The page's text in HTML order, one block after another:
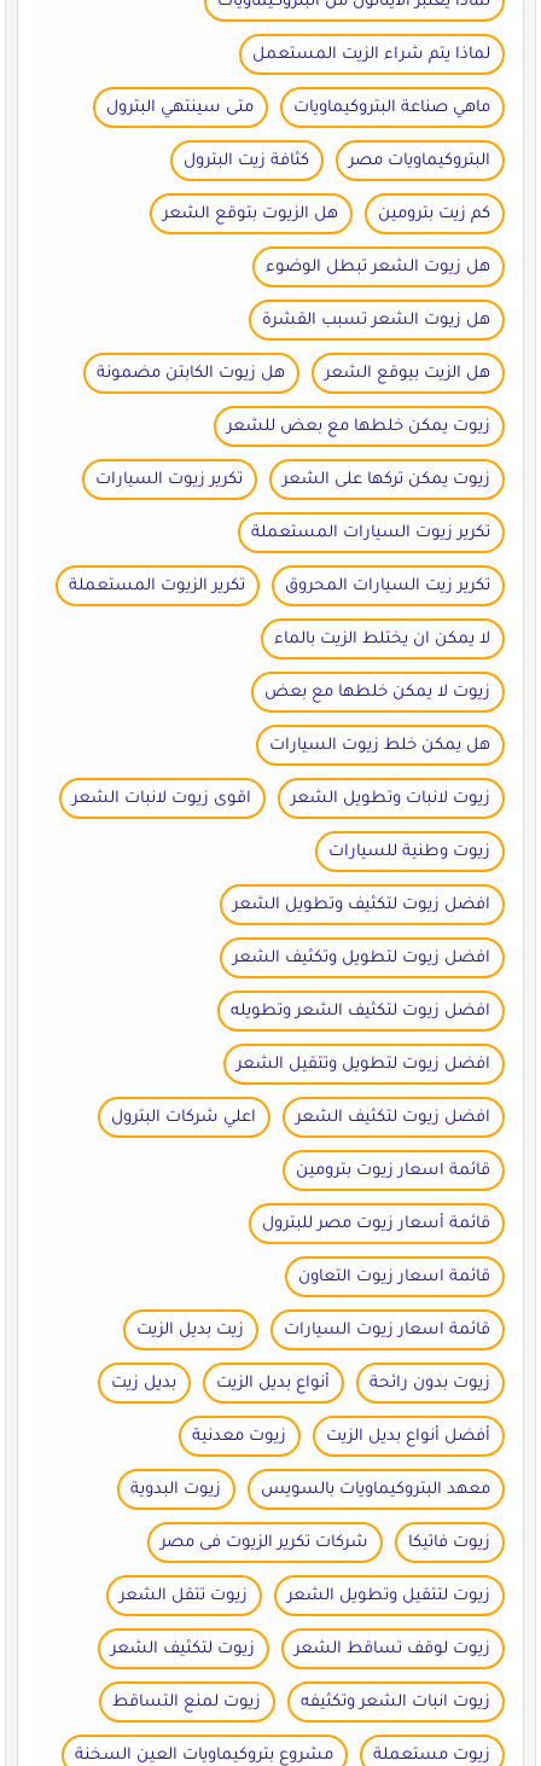
لماذا يتم شراء الزيت المستعمل
ماهي صناعة البتروكيماويات متى سينتهي البترول
البتروكيماويات مصر كثافة زيت البترول
كم زيت بترومين هل الزيوت بتوقع الشعر
هل زيوت الشعر تبطل الوضوء
هل زيوت الشعر تسبب القشرة
هل الزيت بيوقع الشعر هل زيوت الكابتن مضمونة
زيوت يمكن خلطها مع بعض للشعر
زيوت يمكن تركها على الشعر تكرير زيوت السيارات
تكرير زيوت السيارات المستعملة
تكرير زيت السيارات المحروق تكرير الزيوت المستعملة
لا يمكن ان يختلط الزيت بالماء
زيوت لا يمكن خلطها مع بعض
هل يمكن خلط زيوت السيارات
زيوت لانبات وتطويل الشعر اقوى زيوت لانبات الشعر
زيوت وطنية للسيارات
افضل زيوت لتكثيف وتطويل الشعر
افضل زيوت لتطويل وتكثيف الشعر
افضل زيوت لتكثيف الشعر وتطويله
افضل زيوت لتطويل وتتقيل الشعر
افضل زيوت لتكثيف الشعر اعلي شركات البترول
قائمة اسعار زيوت بترومين
قائمة أسعار زيوت مصر للبترول
قائمة اسعار زيوت التعاون
قائمة اسعار زيوت السيارات زيت بديل الزيت
زيوت بدون رائحة أنواع بديل الزيت بديل زيت
أفضل أنواع بديل الزيت زيوت معدنية
معهد البتروكيماويات بالسويس زيوت البدوية
زيوت فاتيكا شركات تكرير الزيوت فى مصر
زيوت لتتقيل وتطويل الشعر زيوت تتقل الشعر
زيوت لوقف تساقط الشعر زيوت لتكثيف الشعر
زيوت انبات الشعر وتكثيفه زيوت لمنع التساقط
زيوت مستعملة مشروع بتروكيماويات العين السخنة